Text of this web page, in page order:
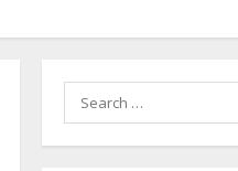
Search
for: